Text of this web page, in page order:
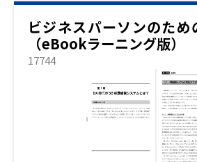
ビジネスパーソンのため
（eBookラーニング版）
17744